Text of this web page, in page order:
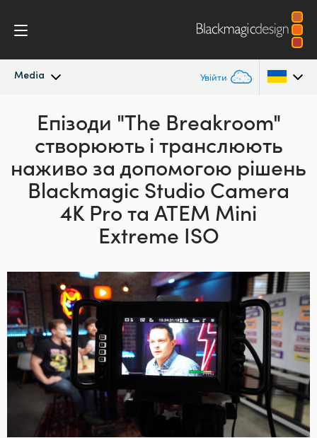
Media Увійти
Останні новини
Архів новин
Галерея зображень
Argentina
Australia
Austria
Brazil
China
Denmark
Finland
France
Germany
Hong Kong SAR, China
Епізоди "The Breakroom"
створюютьі транслюють
наживо за допомогою рішень
Blackmagic Studio Camera
4K Pro та ATEM Mini
Extreme ISO